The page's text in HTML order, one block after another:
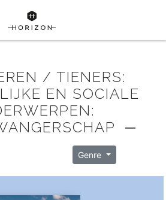
/ TIENERS:
EN SOCIALE
─
Genre